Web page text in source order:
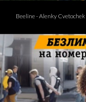
Beeline - Alenky Cvetochek